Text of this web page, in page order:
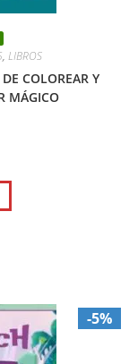
, LIBROS
COLOREAR Y
MÁGICO
-5%